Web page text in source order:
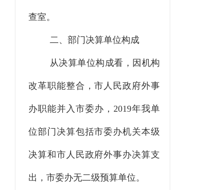
查室。
二、部门决算单位构成
从决算单位构成看，因机构
改革职能整合，市人民政府外事
办职能并入市委办， 2019年我单
位部门决算包括市委办机关本级
决算和市人民政府外事办决算支
出，市委办无二级预算单位。